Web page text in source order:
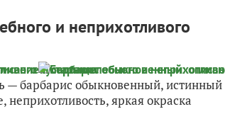
и неприхотливого
— барбарис обыкновенный, истинный
яркая окраска